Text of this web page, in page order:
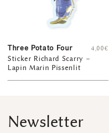
Three Potato Four
Sticker Richard Scarry –
Lapin Marin Pissenlit
4,00€
Newsletter